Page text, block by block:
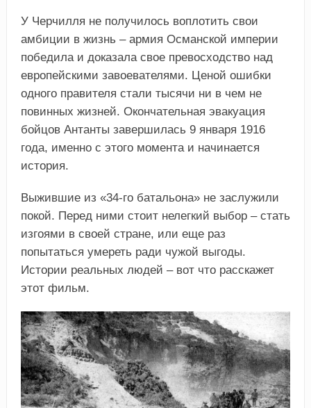
У Черчилля не получилось воплотить свои
амбиции в жизнь – армия Османской империи
победила и доказала свое превосходство над
европейскими завоевателями. Ценой ошибки
одного правителя стали тысячи ни в чем не
повинных жизней. Окончательная эвакуация
бойцов Антанты завершилась 9 января 1916
года, именно с этого момента и начинается
история.
Выжившие из «34-го батальона» не заслужили
покой. Перед ними стоит нелегкий выбор – стать
изгоями в своей стране, или еще раз
попытаться умереть ради чужой выгоды.
Истории реальных людей – вот что расскажет
этот фильм.